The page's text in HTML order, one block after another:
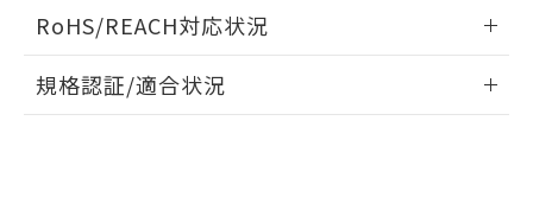
ドすることができます。
ログイン/会員登録
RoHS/REACH対応状況
EU RoHS 注意事項・凡例
規格認証/適合状況
物質の対応では、対応完了までの期間は出
荷製品に未対応品が混在することから備考
欄に対応日を記載しておりました。
既に当社にて対応品への在庫切替を完了